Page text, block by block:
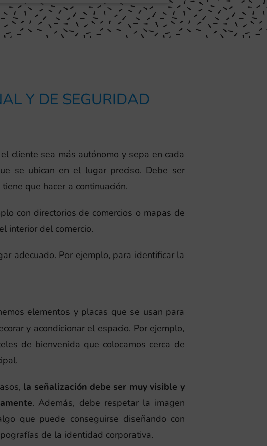
Y DE SEGURIDAD
cliente sea más autónomo y sepa en cada
se ubican en el lugar preciso. Debe ser
que hacer a continuación.
con directorios de comercios o mapas de
interior del comercio.
adecuado. Por ejemplo, para identificar la
elementos y placas que se usan para
y acondicionar el espacio. Por ejemplo,
de bienvenida que colocamos cerca de
la señalización debe ser muy visible y
. Además, debe respetar la imagen
que puede conseguirse diseñando con
de la identidad corporativa.